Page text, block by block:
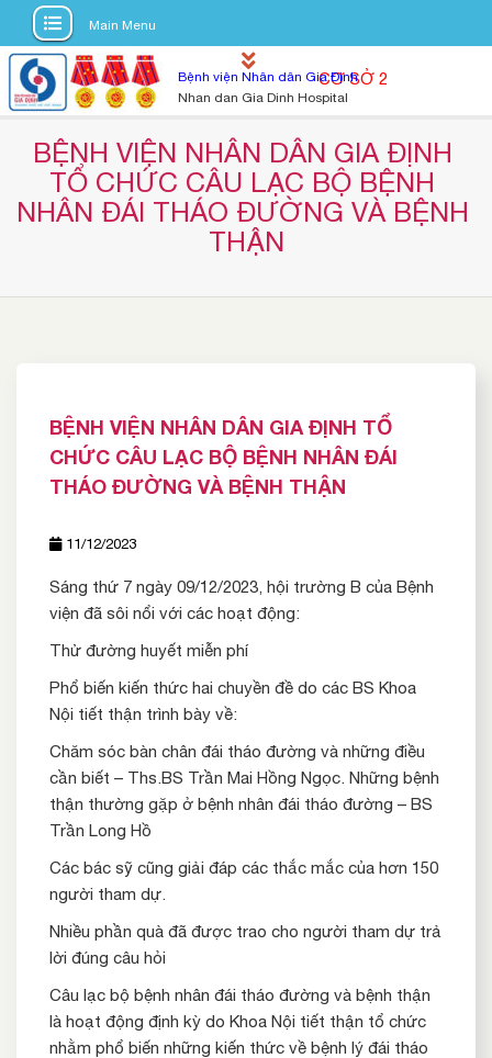
S
t
Main Menu
Bệnh viện Nhân dân Gia Định
Nhan dan Gia Dinh Hospital
CƠ SỞ 2
BỆNH VIỆN NHÂN DÂN GIA ĐỊNH
TỔ CHỨC CÂU LẠC BỘ BỆNH
NHÂN ĐÁI THÁO ĐƯỜNG VÀ BỆNH
THẬN
BỆNH VIỆN NHÂN DÂN GIA ĐỊNH TỔ
CHỨC CÂU LẠC BỘ BỆNH NHÂN ĐÁI
THÁO ĐƯỜNG VÀ BỆNH THẬN
11/12/2023
Sáng thứ 7 ngày 09/12/2023, hội trường B của Bệnh
viện đã sôi nổi với các hoạt động:
Thử đường huyết miễn phí
Phổ biến kiến thức hai chuyền đề do các BS Khoa
Nội tiết thận trình bày về:
Chăm sóc bàn chân đái tháo đường và những điều
cần biết – Ths.BS Trần Mai Hồng Ngọc. Những bệnh
thận thường gặp ở bệnh nhân đái tháo đường – BS
Trần Long Hồ
Các bác sỹ cũng giải đáp các thắc mắc của hơn 150
người tham dự.
Nhiều phần quà đã được trao cho người tham dự trả
lời đúng câu hỏi
Câu lạc bộ bệnh nhân đái tháo đường và bệnh thận
là hoạt động định kỳ do Khoa Nội tiết thận tổ chức
nhằm phổ biến những kiến thức về bệnh lý đái tháo